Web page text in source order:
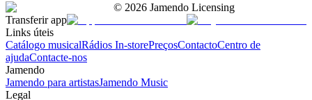
© 2026 Jamendo Licensing
Transferir app
Links úteis
Catálogo musicalRádios In-storePreçosContactoCentro de
ajudaContacte-nos
Jamendo
Jamendo para artistasJamendo Music
Legal